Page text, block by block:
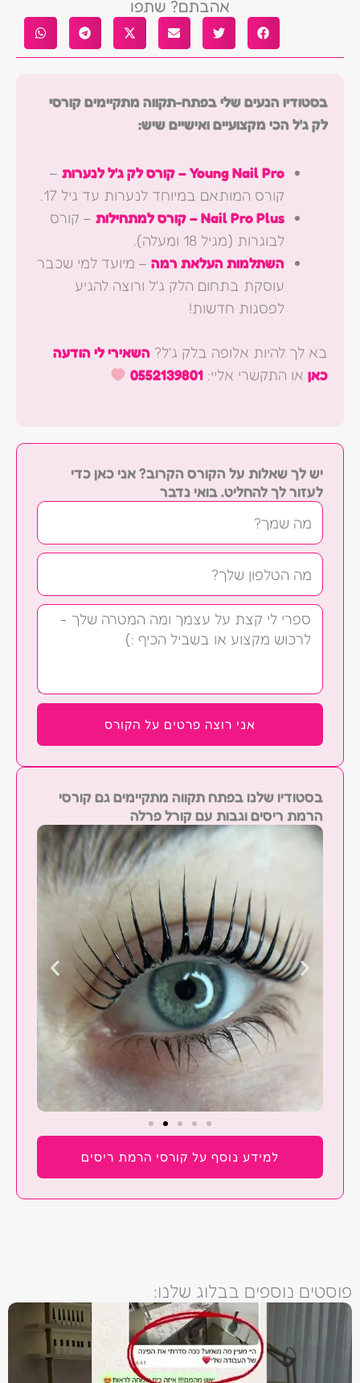
אהבתם? שתפו
בסטודיו הנעים שלי בפתח-תקווה מתקיימים קורסי
לק ג'ל הכי מקצועיים ואישיים שיש:
Young Nail Pro – קורס לק ג'ל לנערות
–
קורס המותאם במיוחד לנערות עד גיל 17.
Nail Pro Plus – קורס למתחילות
– קורס
לבוגרות (מגיל 18 ומעלה).
השתלמות העלאת רמה – מיועד למי שכבר
עוסקת בתחום הלק ג'ל ורוצה להגיע
לפסגות חדשות!
בא לך להיות אלופה בלק ג'ל? השאירי לי הודעה
כאן או התקשרי אליי: 0552139801
יש לך שאלות על הקורס הקרוב? אני כאן כדי
לעזור לך להחליט. בואי נדבר
שם
טלפון
הודעה
אני רוצה פרטים על הקורס
בסטודיו שלנו בפתח תקווה מתקיימים גם קורסי
הרמת ריסים וגבות עם קורל פרלה
למידע נוסף על קורסי הרמת ריסים
פוסטים נוספים בבלוג שלנו: